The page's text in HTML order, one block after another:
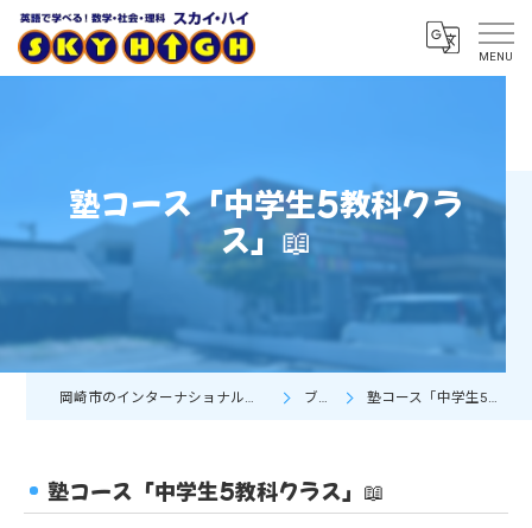
塾コース「中学生5教科クラ
ス」📖
岡崎市のインターナショナルスクールならSky High ブログ 塾コース「中学生5教科クラス」📖
塾コース「中学生5教科クラス」📖